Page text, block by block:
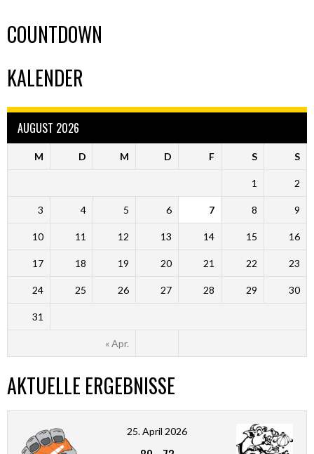
COUNTDOWN
KALENDER
AUGUST 2026
M D M D F S S
« Apr.
1 2
3 4 5 6 7 8 9
10 11 12 13 14 15 16
17 18 19 20 21 22 23
24 25 26 27 28 29 30
31
AKTUELLE ERGEBNISSE
25. April 2026